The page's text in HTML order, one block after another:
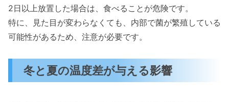
2日以上放置した場合は、食べることが危険です。
特に、見た目が変わらなくても、内部で菌が繁殖している
可能性があるため、注意が必要です。
冬と夏の温度差が与える影響